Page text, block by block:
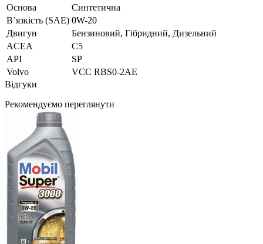
Основа
Синтетична
В’язкість (SAE) 0W-20
Двигун
Бензиновий, Гібридний, Дизельний
ACEA
C5
API
SP
Volvo
VCC RBS0-2AE
Відгуки
Рекомендуємо переглянути